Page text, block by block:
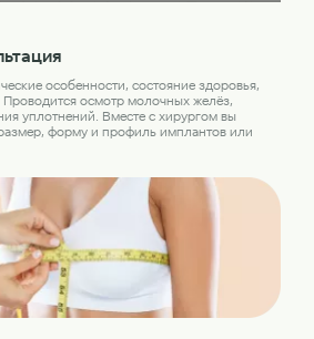
особенности, состояние здоровья,
Проводится осмотр молочных желёз,
уплотнений. Вместе с хирургом вы
форму и профиль имплантов или